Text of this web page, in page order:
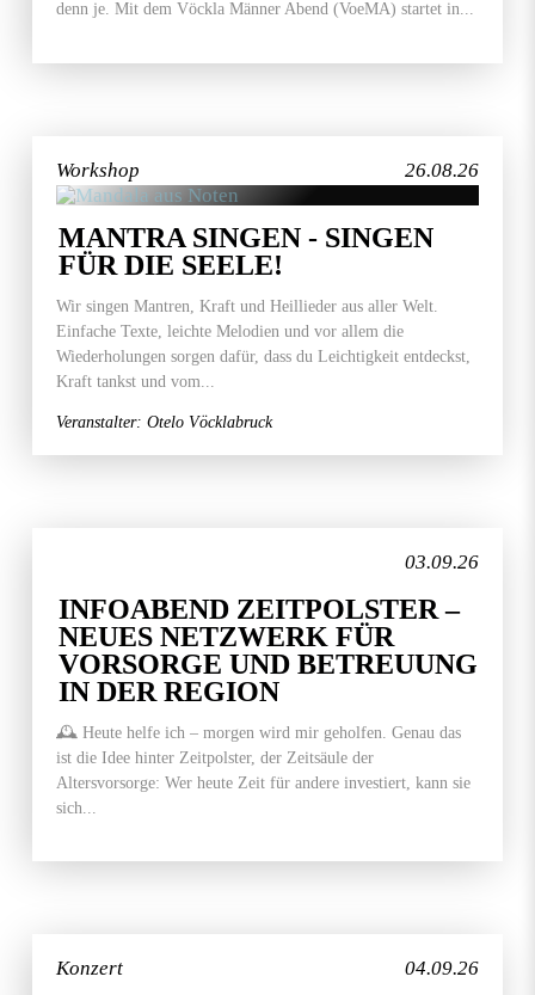
denn je. Mit dem Vöckla Männer Abend (VoeMA) startet in...
26.08.26
Workshop
MANTRA SINGEN - SINGEN
FÜR DIE SEELE!
Wir singen Mantren, Kraft und Heillieder aus aller Welt.
Einfache Texte, leichte Melodien und vor allem die
Wiederholungen sorgen dafür, dass du Leichtigkeit entdeckst,
Kraft tankst und vom...
Veranstalter: Otelo Vöcklabruck
03.09.26
INFOABEND ZEITPOLSTER –
NEUES NETZWERK FÜR
VORSORGE UND BETREUUNG
IN DER REGION
🕰️ Heute helfe ich – morgen wird mir geholfen. Genau das
ist die Idee hinter Zeitpolster, der Zeitsäule der
Altersvorsorge: Wer heute Zeit für andere investiert, kann sie
sich...
04.09.26
Konzert